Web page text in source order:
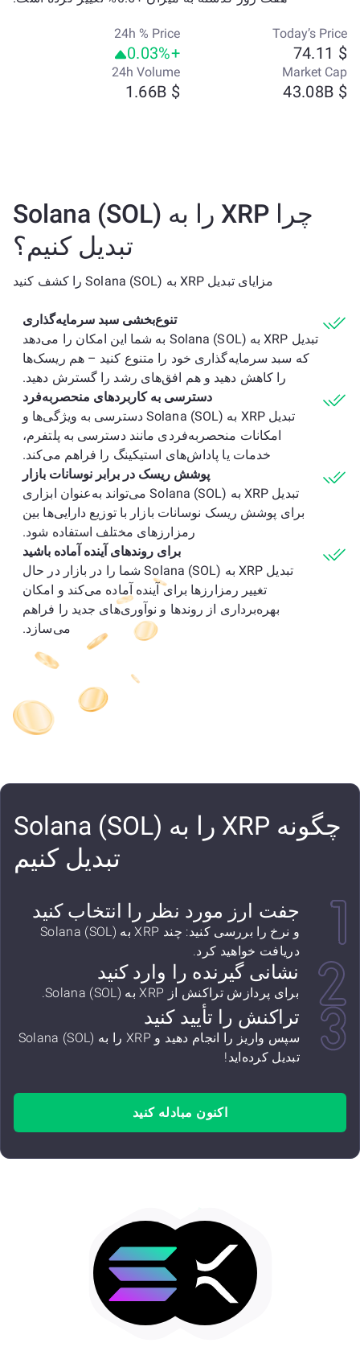
Today’s Price
$ 74.11
24h % Price
+0.03%
Market Cap
$ 43.08B
24h Volume
$ 1.66B
چرا XRP را به Solana (SOL)
تبدیل کنیم؟
مزایای تبدیل XRP به Solana (SOL) را کشف کنید
تنوع‌بخشی سبد سرمایه‌گذاری
تبدیل XRP به Solana (SOL) به شما این امکان را می‌دهد
که سبد سرمایه‌گذاری خود را متنوع کنید – هم ریسک‌ها
را کاهش دهید و هم افق‌های رشد را گسترش دهید.
دسترسی به کاربردهای منحصربه‌فرد
تبدیل XRP به Solana (SOL) دسترسی به ویژگی‌ها و
امکانات منحصربه‌فردی مانند دسترسی به پلتفرم،
خدمات یا پاداش‌های استیکینگ را فراهم می‌کند.
پوشش ریسک در برابر نوسانات بازار
تبدیل XRP به Solana (SOL) می‌تواند به‌عنوان ابزاری
برای پوشش ریسک نوسانات بازار با توزیع دارایی‌ها بین
رمزارزهای مختلف استفاده شود.
برای روندهای آینده آماده باشید
تبدیل XRP به Solana (SOL) شما را در بازار در حال
تغییر رمزارزها برای آینده آماده می‌کند و امکان
بهره‌برداری از روندها و نوآوری‌های جدید را فراهم
می‌سازد.
چگونه XRP را به Solana (SOL)
تبدیل کنیم
جفت ارز مورد نظر را انتخاب کنید
و نرخ را بررسی کنید: چند XRP به Solana (SOL)
دریافت خواهید کرد.
نشانی گیرنده را وارد کنید
برای پردازش تراکنش از XRP به Solana (SOL).
تراکنش را تأیید کنید
سپس واریز را انجام دهید و XRP را به Solana (SOL)
تبدیل کرده‌اید!
اکنون مبادله کنید